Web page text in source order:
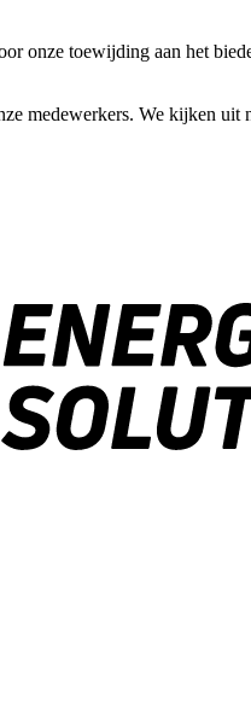
onze toewijding aan het
medewerkers. We kijken uit